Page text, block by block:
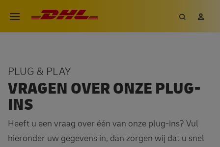
Open menu
DHL eCommerce, ga naar de
Zoeken
VRAGEN OVER ONZE PLUG-
INS
PLUG & PLAY
Heeft u een vraag over één van onze plug-ins? Vul
hieronder uw gegevens in, dan zorgen wij dat u snel